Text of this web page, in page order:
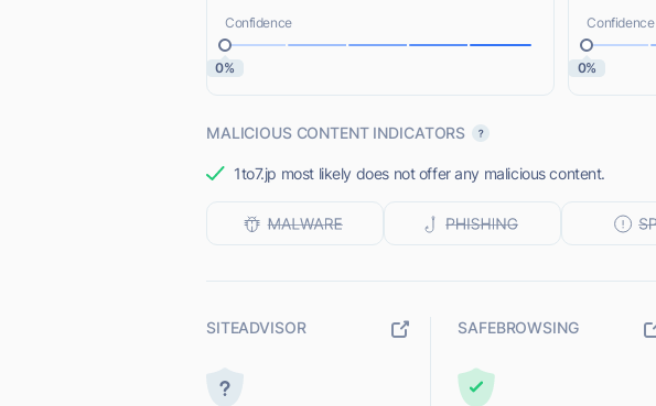
Confidence
0%
Confidence
0%
MALICIOUS CONTENT INDICATORS
1to7.jp most likely does not offer any malicious content.
SITEADVISOR SAFEBROWSING